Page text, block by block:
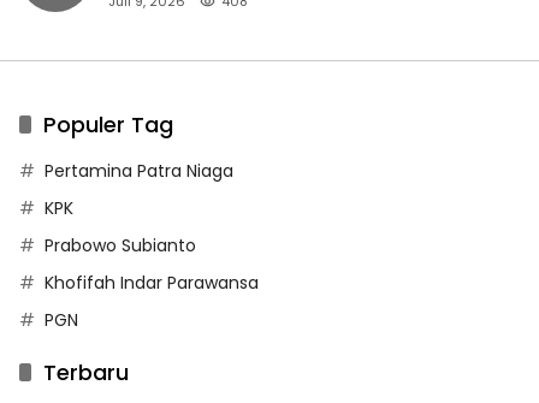
Populer Tag
Pertamina Patra Niaga
KPK
Prabowo Subianto
Khofifah Indar Parawansa
PGN
Terbaru